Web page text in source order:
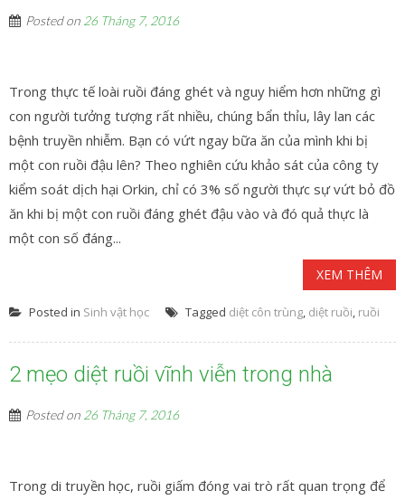
Posted on 26 Tháng 7, 2016
Trong thực tế loài ruồi đáng ghét và nguy hiểm hơn những gì
con người tưởng tượng rất nhiều, chúng bẩn thỉu, lây lan các
bệnh truyền nhiễm. Bạn có vứt ngay bữa ăn của mình khi bị
một con ruồi đậu lên? Theo nghiên cứu khảo sát của công ty
kiểm soát dịch hại Orkin, chỉ có 3% số người thực sự vứt bỏ đồ
ăn khi bị một con ruồi đáng ghét đậu vào và đó quả thực là
một con số đáng...
XEM THÊM
Posted in Sinh vật học Tagged diệt côn trùng, diệt ruồi, ruồi
2 mẹo diệt ruồi vĩnh viễn trong nhà
Posted on 26 Tháng 7, 2016
Trong di truyền học, ruồi giấm đóng vai trò rất quan trọng để